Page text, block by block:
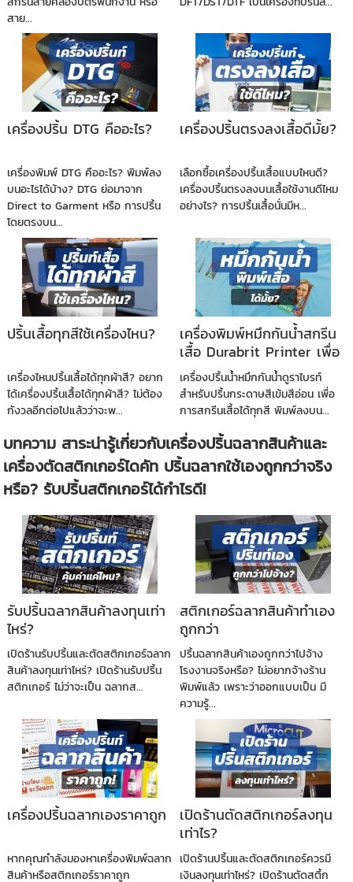
สาย...
เครื่องปริ้น DTG คืออะไร?
เครื่องพิมพ์ DTG คืออะไร? พิมพ์ลง
บนอะไรได้บ้าง? DTG ย่อมาจาก
Direct to Garment หรือ การปริ้น
โดยตรงบน...
เครื่องปริ้นตรงลงเสื้อดีมั้ย?
เลือกซื้อเครื่องปริ้นเสื้อแบบไหนดี?
เครื่องปริ้นตรงลงบนเสื้อใช้งานดีไหม
อย่างไร? การปริ้นเสื้อนั่นมีห...
ปริ้นเสื้อทุกสีใช้เครื่องไหน?
เครื่องไหนปริ้นเสื้อได้ทุกผ้าสี? อยาก
ได้เครื่องปริ้นเสื้อได้ทุกผ้าสี? ไม่ต้อง
กังวลอีกต่อไปแล้วว่าจะพ...
เครื่องพิมพ์หมึกกันน้ำสกรีน
เสื้อ Durabrit Printer เพื่อ
งานพิมพ์กระดาษสีเข้ม-สี
อ่อน
เครื่องปริ้นน้ำหมึกกันน้ำดูราไบรท์
สำหรับปริ้นกระดาษสีเข้มสีอ่อน เพื่อ
การสกรีนเสื้อได้ทุกสี พิมพ์ลงบน...
บทความ สาระน่ารู้เกี่ยวกับเครื่องปริ้นฉลากสินค้าและ
เครื่องตัดสติกเกอร์ไดคัท ปริ้นฉลากใช้เองถูกกว่าจริง
หรือ? รับปริ้นสติกเกอร์ได้กำไรดี!
รับปริ้นฉลากสินค้าลงทุนเท่า
ไหร่?
เปิดร้านรับปริ้นและตัดสติกเกอร์ฉลาก
สินค้าลงทุนเท่าไหร่? เปิดร้านรับปริ้น
สติกเกอร์ ไม่ว่าจะเป็น ฉลากส...
สติกเกอร์ฉลากสินค้าทำเอง
ถูกกว่า
ปริ้นฉลากสินค้าเองถูกกว่าไปจ้าง
โรงงานจริงหรือ? ไม่อยากจ้างร้าน
พิมพ์แล้ว เพราะว่าออกแบบเป็น มี
ความรู้...
เครื่องปริ้นฉลากเองราคาถูก
หากคุณกำลังมองหาเครื่องพิมพ์ฉลาก
สินค้าหรือสติกเกอร์ราคาถูก
เปิดร้านตัดสติกเกอร์ลงทุน
เท่าไร?
เปิดร้านปริ้นและตัดสติกเกอร์ควรมี
เงินลงทุนเท่าไหร่? เปิดร้านตัดสติ้ก